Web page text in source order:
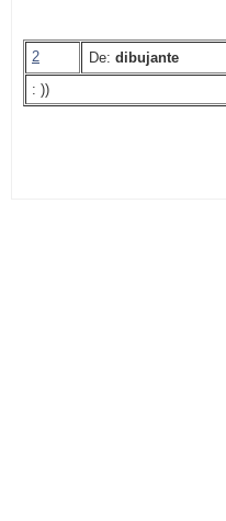
2 De: dibujante
: ))